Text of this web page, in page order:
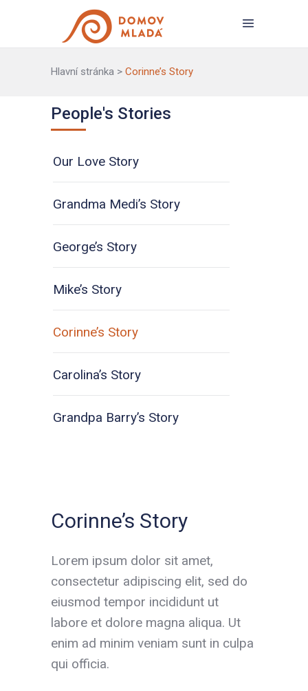
Hlavní stránka > Corinne’s Story
People's Stories
Our Love Story
Grandma Medi’s Story
George’s Story
Mike’s Story
Corinne’s Story
Carolina’s Story
Grandpa Barry’s Story
Corinne’s Story
Lorem ipsum dolor sit amet,
consectetur adipiscing elit, sed do
eiusmod tempor incididunt ut
labore et dolore magna aliqua. Ut
enim ad minim veniam sunt in culpa
qui officia.